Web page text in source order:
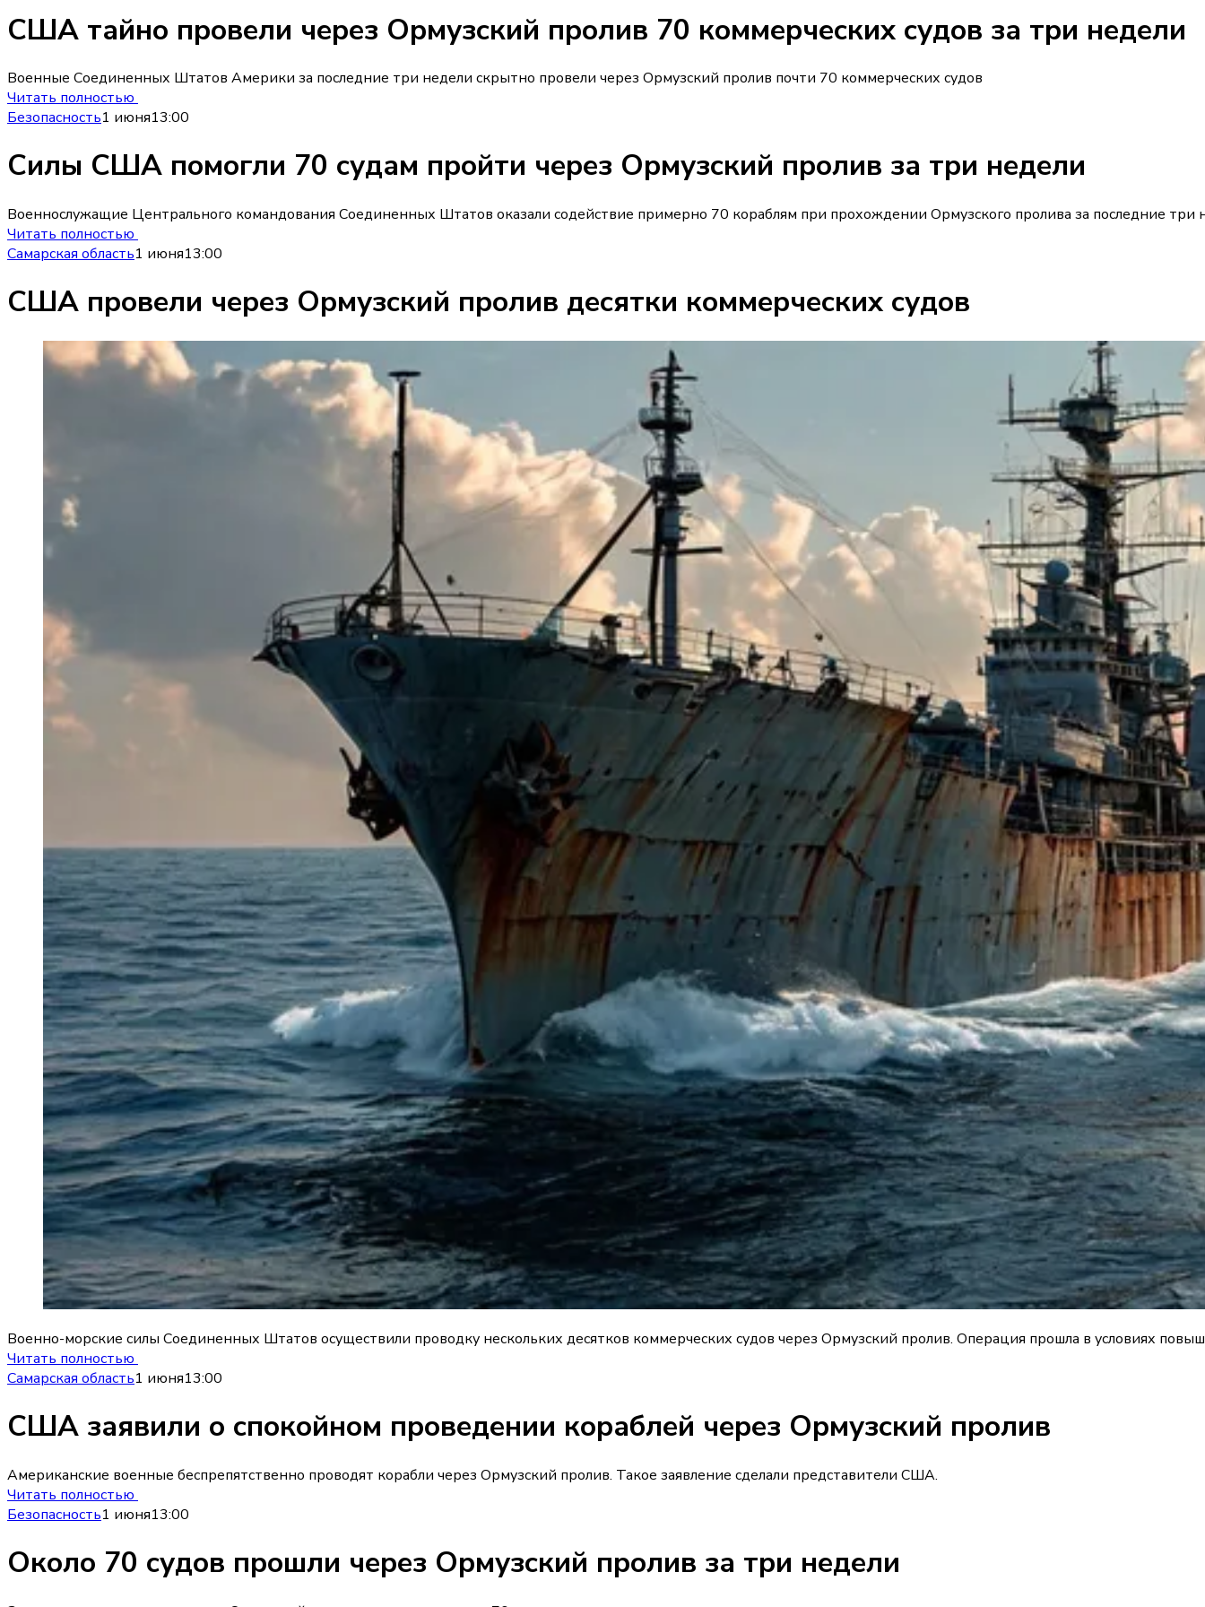
США тайно провели через Ормузский пролив 70 коммерческих судов за три недели
Военные Соединенных Штатов Америки за последние три недели скрытно провели через Ормузский пролив почти 70 коммерческих судов
Читать полностью
Безопасность1 июня13:00
Силы США помогли 70 судам пройти через Ормузский пролив за три недели
Военнослужащие Центрального командования Соединенных Штатов оказали содействие примерно 70 кораблям при прохождении Ормузского пролива за последние три
Читать полностью
Самарская область1 июня13:00
США провели через Ормузский пролив десятки коммерческих судов
Военно-морские силы Соединенных Штатов осуществили проводку нескольких десятков коммерческих судов через Ормузский пролив. Операция прошла в условиях
Читать полностью
Самарская область1 июня13:00
США заявили о спокойном проведении кораблей через Ормузский пролив
Американские военные беспрепятственно проводят корабли через Ормузский пролив. Такое заявление сделали представители США.
Читать полностью
Безопасность1 июня13:00
Около 70 судов прошли через Ормузский пролив за три недели